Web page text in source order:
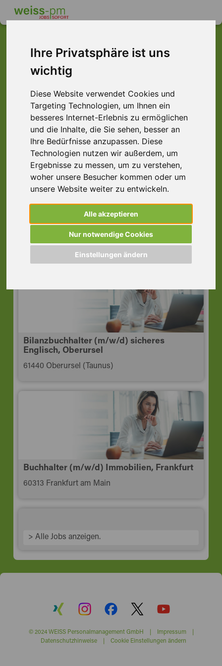
Ihre Privatsphäre ist uns
wichtig
Diese Website verwendet Cookies und
Targeting Technologien, um Ihnen ein
besseres Internet-Erlebnis zu ermöglichen
und die Inhalte, die Sie sehen, besser an
Ihre Bedürfnisse anzupassen. Diese
Technologien nutzen wir außerdem, um
Ergebnisse zu messen, um zu verstehen,
woher unsere Besucher kommen oder um
unsere Website weiter zu entwickeln.
Alle akzeptieren
Nur notwendige Cookies
Einstellungen ändern
Dieser Job ist leider
nicht mehr verfügbar ...
... aber vielleicht ist hier etwas dabei:
Buchhalterin (m/w/d) Teilzeit oder Vollzeit,
Frankfurt
60311 Frankfurt am Main
Bilanzbuchhalter (m/w/d) sicheres
Englisch, Oberursel
61440 Oberursel (Taunus)
Buchhalter (m/w/d) Immobilien, Frankfurt
60313 Frankfurt am Main
> Alle Jobs anzeigen.
© 2024 WEISS Personalmanagement GmbH | Impressum|
Datenschutzhinweise| Cookie Einstellungen ändern